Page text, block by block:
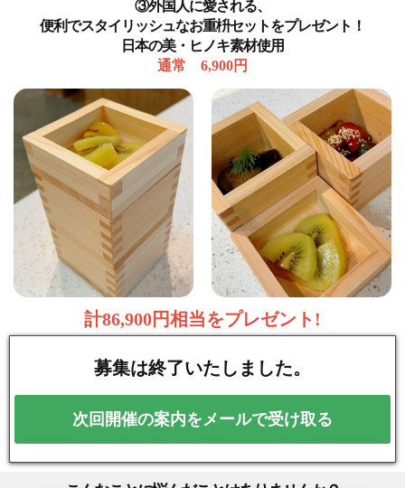
③外国人に愛される、
便利でスタイリッシュなお重枡セットをプレゼント！
日本の美・ヒノキ素材使用
通常 6,900円
計86,900円相当をプレゼント!
募集は終了いたしました。
次回開催の案内をメールで受け取る